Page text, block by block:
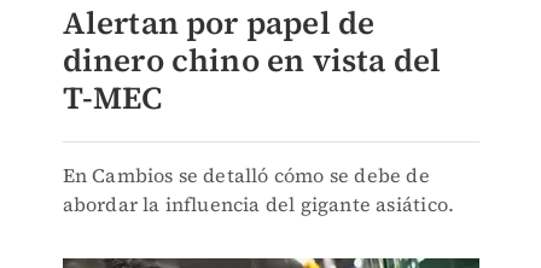
Alertan por papel de
dinero chino en vista del
T-MEC
En Cambios se detalló cómo se debe de
abordar la influencia del gigante asiático.